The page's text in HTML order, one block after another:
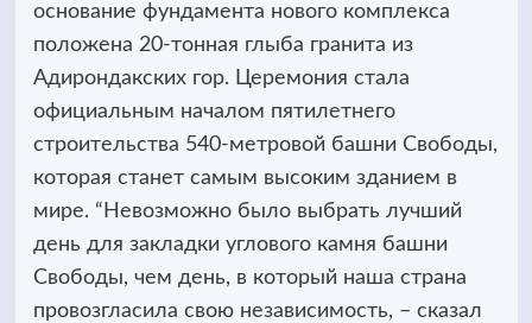
основание фундамента нового комплекса
положена 20-тонная глыба гранита из
Адирондакских гор. Церемония стала
официальным началом пятилетнего
строительства 540-метровой башни Свободы,
которая станет самым высоким зданием в
мире. “Невозможно было выбрать лучший
день для закладки углового камня башни
Свободы, чем день, в который наша страна
провозгласила свою независимость, – сказал